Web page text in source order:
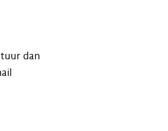
dan